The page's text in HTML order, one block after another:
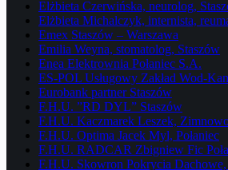
Elżbieta Czerwińska, neurolog,
Elżbieta Michalczyk, internista,
Emex Staszów – Warszawa
Emilia Weyna, stomatolog, Staszów
Enea Elektrownia Połaniec S.A.
ES-POL Usługowy Zakład Wod-
Eurobank partner Staszów
F.H.U. ”RD DYL” Staszów
F.H.U. Kaczmarek Leszek,
F.H.U. Optima Jacek Myl, Połaniec
F.H.U. RADCAR Zbigniew Fic
F.H.U. Skowron Pokrycia Dachowe,